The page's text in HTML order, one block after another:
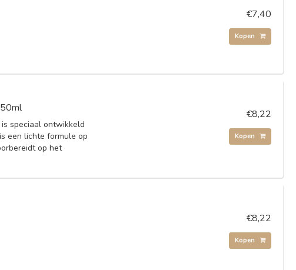
€7,40
Kopen
speciaal ontwikkeld
een lichte formule op
op het
€8,22
Kopen
€8,22
Kopen